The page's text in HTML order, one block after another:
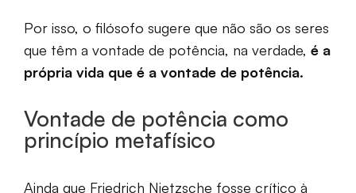
Por isso, o filósofo sugere que não são os seres
que têm a vontade de potência, na verdade, é a
própria vida que é a vontade de potência.
Vontade de potência como
princípio metafísico
Ainda que Friedrich Nietzsche fosse crítico à